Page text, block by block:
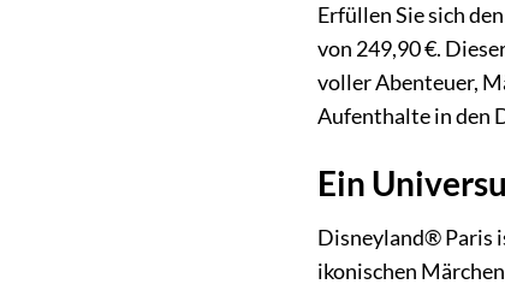
Erfüllen Sie sich
von 249,90 €.
voller Abenteuer,
Aufenthalte in den
Ein
Disneyland® Paris
ikonischen